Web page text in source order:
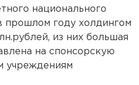
национального
прошлом году холдингом
из них большая
на спонсорскую
учреждениям